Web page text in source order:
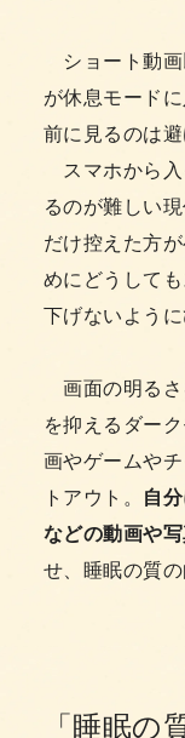
ショート動
が休息モード
前に見るのは
スマホから
るのが難しい
だけ控えた方
めにどうして
下げないように
画面の明るさ
を抑えるダー
画やゲームや
トアウト。 自
などの動画や
せ、睡眠の質
「睡眠の